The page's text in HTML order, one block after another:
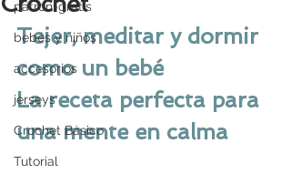
patron-gratis
bebés y niños
accesorios
jerseys
Crochet Básico
Tutorial
Tejer, meditar y dormir
como un bebé
La receta perfecta para
una mente en calma